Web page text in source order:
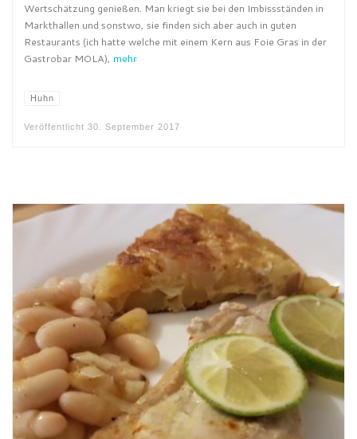
Wertschätzung genießen. Man kriegt sie bei den Imbissständen in
Markthallen und sonstwo, sie finden sich aber auch in guten
Restaurants (ich hatte welche mit einem Kern aus Foie Gras in der
Gastrobar MOLA), mehr
Huhn
Veröffentlicht 30. September 2017